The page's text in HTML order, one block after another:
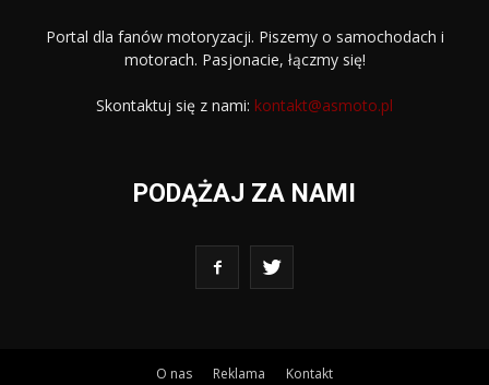
Portal dla fanów motoryzacji. Piszemy o samochodach i
motorach. Pasjonacie, łączmy się!
Skontaktuj się z nami: kontakt@asmoto.pl
PODĄŻAJ ZA NAMI
O nas Reklama Kontakt